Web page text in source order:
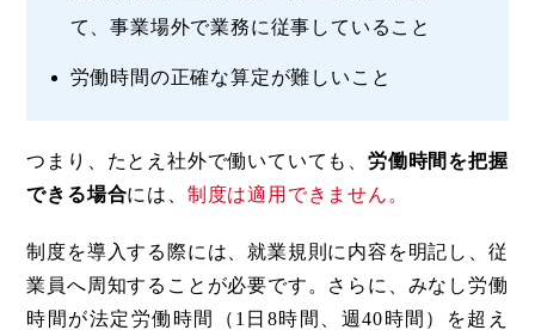
て、事業場外で業務に従事していること
労働時間の正確な算定が難しいこと
つまり、たとえ社外で働いていても、 労働時間を把握
できる場合には、 制度は適用できません。
制度を導入する際には、就業規則に内容を明記し、従
業員へ周知することが必要です。さらに、みなし労働
時間が法定労働時間（1日8時間、週40時間）を超え